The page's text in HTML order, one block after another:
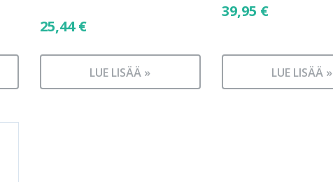
25,44€
LUE LISÄÄ »
39,95 €
LUE LISÄÄ »